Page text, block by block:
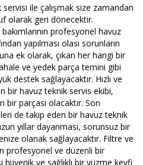
ile çalışmak size zamandan
olarak geri dönecektir.
profesyonel havuz
yapılması olası sorunların
ek olarak, çıkan her hangi bir
ve yedek parça temini gibi
destek sağlayacaktır. Hızlı ve
bir havuz teknik servis ekibi,
bir parçası olacaktır. Son
de takip eden bir havuz teknik
yıllar dayanması, sorunsuz bir
olanak sağlayacaktır. Filtre ve
profesyonel ve düzenli bir
hijyenik ve sağlıklı bir yüzme keyfi